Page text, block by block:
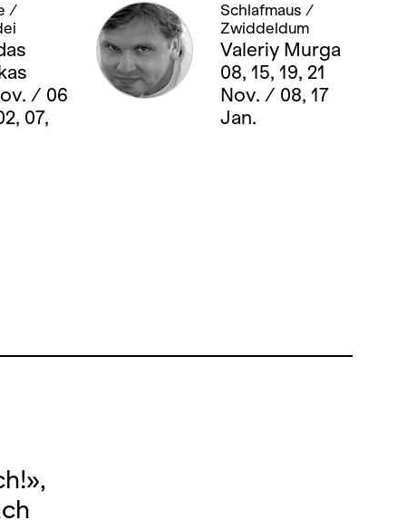
/
/ 06
07,
Schlafmaus /
Zwiddeldum
Valeriy Murga
08, 15, 19, 21
Nov. / 08, 17
Jan.